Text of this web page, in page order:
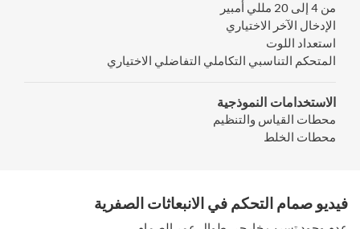
من 4 إلى 20 مللي أمبير
الإدخال الآخر الاختياري
استعداد اللوت
المتحكم التناسبي التكاملي التفاضلي الاختياري
الاستخدامات النموذجية
محطات القياس والتنظيم
محطات الخلط
فيديو صمام التحكم في الانبعاثات الصفرية